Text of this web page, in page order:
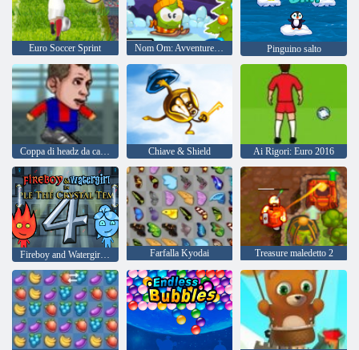
Euro Soccer Sprint Nom Om: Avventure invernali Pinguino salto
Coppa di headz da calcio 2 Chiave & Shield Ai Rigori: Euro 2016
Farfalla Kyodai Treasure maledetto 2